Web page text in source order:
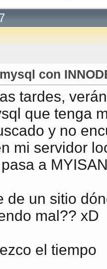
con
tardes,
que tenga
y no
mi servidor
a
de un sitio
mal?? xD
el tiempo